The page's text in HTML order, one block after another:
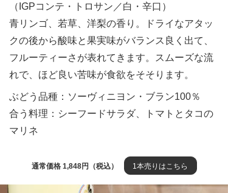
（IGPコンテ・トロサン／白・辛口）
青リンゴ、若草、洋梨の香り。ドライなアタッ
クの後から酸味と果実味がバランス良く出て、
フルーティーさが表れてきます。スムーズな流
れで、ほど良い苦味が食欲をそそります。
ぶどう品種：ソーヴィニヨン・ブラン100％
合う料理：シーフードサラダ、トマトとタコの
マリネ
通常価格 1,848円（税込） 1本売りはこちら